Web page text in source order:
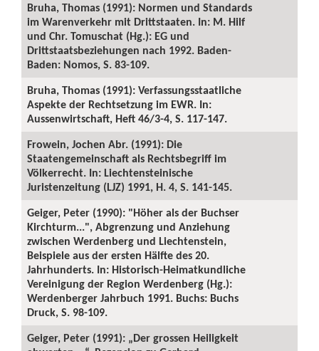
Bruha, Thomas (1991): Normen und Standards
im Warenverkehr mit Drittstaaten. In: M. Hilf
und Chr. Tomuschat (Hg.): EG und
Drittstaatsbeziehungen nach 1992. Baden-
Baden: Nomos, S. 83-109.
Bruha, Thomas (1991): Verfassungsstaatliche
Aspekte der Rechtsetzung im EWR. In:
Aussenwirtschaft, Heft 46/3-4, S. 117-147.
Frowein, Jochen Abr. (1991): Die
Staatengemeinschaft als Rechtsbegriff im
Völkerrecht. In: Liechtensteinische
Juristenzeitung (LJZ) 1991, H. 4, S. 141-145.
Geiger, Peter (1990): "Höher als der Buchser
Kirchturm...", Abgrenzung und Anziehung
zwischen Werdenberg und Liechtenstein,
Beispiele aus der ersten Hälfte des 20.
Jahrhunderts. In: Historisch-Heimatkundliche
Vereinigung der Region Werdenberg (Hg.):
Werdenberger Jahrbuch 1991. Buchs: Buchs
Druck, S. 98-109.
Geiger, Peter (1991): „Der grossen Heiligkeit